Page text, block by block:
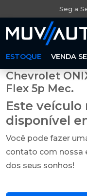
Seg a
ESTOQUE VENDA
Chevrolet
Flex 5p Mec.
Este veículo
disponível
Você pode fazer
contato com nossa
dos seus sonhos!